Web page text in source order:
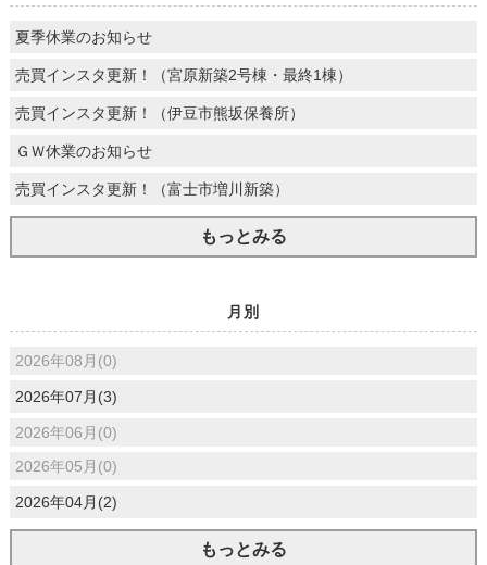
夏季休業のお知らせ
売買インスタ更新！（宮原新築2号棟・最終1棟）
売買インスタ更新！（伊豆市熊坂保養所）
ＧＷ休業のお知らせ
売買インスタ更新！（富士市増川新築）
もっとみる
月別
2026年08月(0)
2026年07月(3)
2026年06月(0)
2026年05月(0)
2026年04月(2)
もっとみる